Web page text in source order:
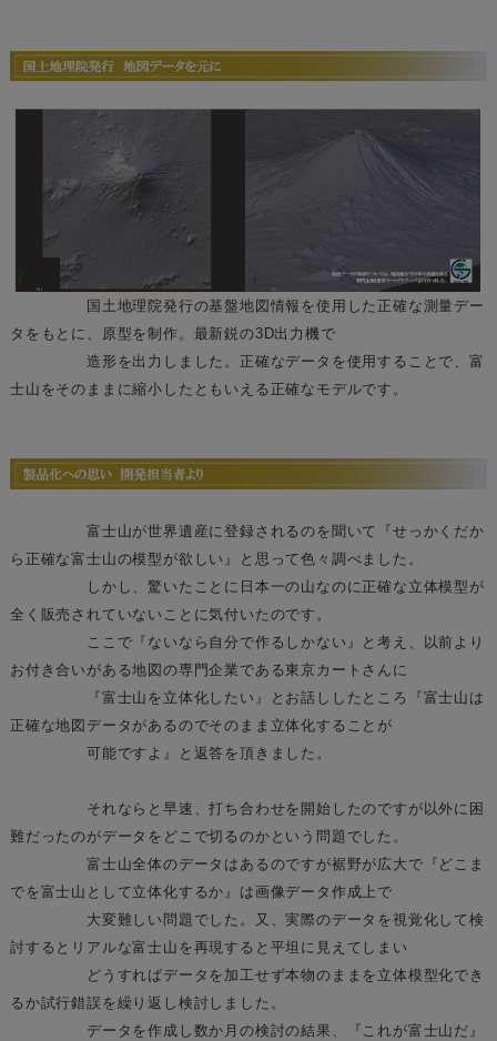
国土地理院発行の基盤地図情報を使用した正確な測量デー
タをもとに、原型を制作。最新鋭の3D出力機で
造形を出力しました。正確なデータを使用することで、富
士山をそのままに縮小したともいえる正確なモデルです。
富士山が世界遺産に登録されるのを聞いて『せっかくだか
ら正確な富士山の模型が欲しい』と思って色々調べました。
しかし、驚いたことに日本一の山なのに正確な立体模型が
全く販売されていないことに気付いたのです。
ここで『ないなら自分で作るしかない』と考え、以前より
お付き合いがある地図の専門企業である東京カートさんに
『富士山を立体化したい』とお話ししたところ『富士山は
正確な地図データがあるのでそのまま立体化することが
可能ですよ』と返答を頂きました。
それならと早速、打ち合わせを開始したのですが以外に困
難だったのがデータをどこで切るのかという問題でした。
富士山全体のデータはあるのですが裾野が広大で『どこま
でを富士山として立体化するか』は画像データ作成上で
大変難しい問題でした。又、実際のデータを視覚化して検
討するとリアルな富士山を再現すると平坦に見えてしまい
どうすればデータを加工せず本物のままを立体模型化でき
るか試行錯誤を繰り返し検討しました。
データを作成し数か月の検討の結果、『これが富士山だ』